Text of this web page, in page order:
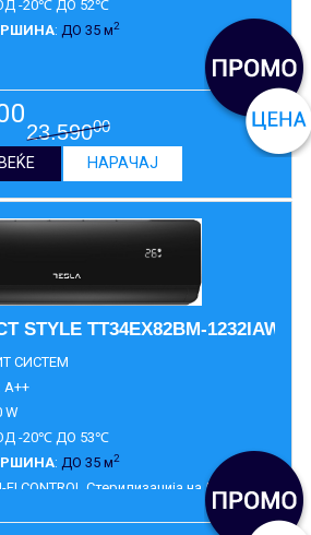
-20℃ ДО 52℃
: ДО 35 м2
23.59000
НАРАЧАЈ
STYLE TT34EX82BM-1232IAW
СИСТЕМ
: A++
W
-20℃ ДО 53℃
: ДО 35 м2
FI CONTROL Стерилизација на 56°C